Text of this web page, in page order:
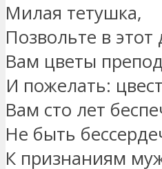
Милая тетушка,
Позвольте в этот
Вам цветы
И пожелать:
Вам сто лет
Не быть
К признаниям